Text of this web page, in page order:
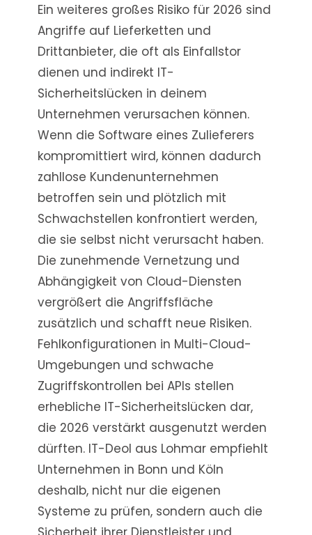
Ein weiteres großes Risiko für 2026 sind
Angriffe auf Lieferketten und
Drittanbieter, die oft als Einfallstor
dienen und indirekt IT-
Sicherheitslücken in deinem
Unternehmen verursachen können.
Wenn die Software eines Zulieferers
kompromittiert wird, können dadurch
zahllose Kundenunternehmen
betroffen sein und plötzlich mit
Schwachstellen konfrontiert werden,
die sie selbst nicht verursacht haben.
Die zunehmende Vernetzung und
Abhängigkeit von Cloud-Diensten
vergrößert die Angriffsfläche
zusätzlich und schafft neue Risiken.
Fehlkonfigurationen in Multi-Cloud-
Umgebungen und schwache
Zugriffskontrollen bei APIs stellen
erhebliche IT-Sicherheitslücken dar,
die 2026 verstärkt ausgenutzt werden
dürften. IT-Deol aus Lohmar empfiehlt
Unternehmen in Bonn und Köln
deshalb, nicht nur die eigenen
Systeme zu prüfen, sondern auch die